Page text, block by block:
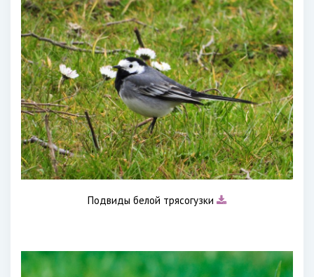
Подвиды белой трясогузки